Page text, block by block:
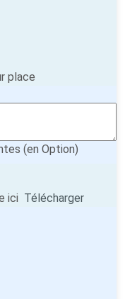
place
(en Option)
ici Télécharger